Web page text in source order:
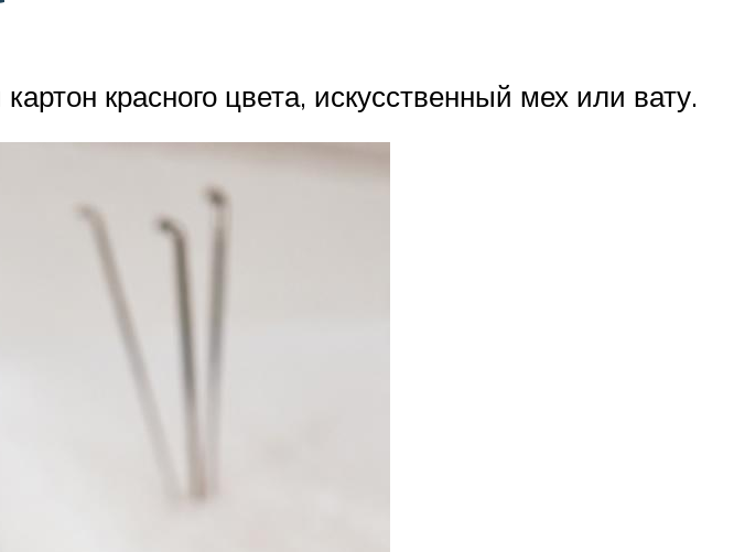
красного цвета, искусственный мех или вату.